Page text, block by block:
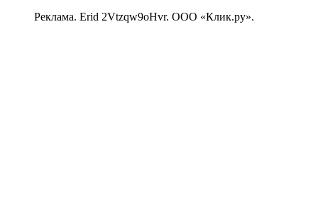
Реклама. Erid 2Vtzqw9oHvr. ООО «Клик.ру».